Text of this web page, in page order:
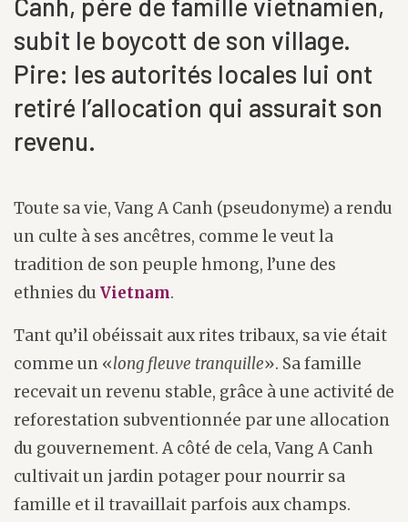
subit le boycott de son village.
Pire: les autorités locales lui ont
retiré l’allocation qui assurait son
revenu.
Toute sa vie, Vang A Canh (pseudonyme) a rendu
un culte à ses ancêtres, comme le veut la
tradition de son peuple hmong, l’une des
ethnies du Vietnam.
Tant qu’il obéissait aux rites tribaux, sa vie était
comme un «long fleuve tranquille». Sa famille
recevait un revenu stable, grâce à une activité de
reforestation subventionnée par une allocation
du gouvernement. A côté de cela, Vang A Canh
cultivait un jardin potager pour nourrir sa
famille et il travaillait parfois aux champs.